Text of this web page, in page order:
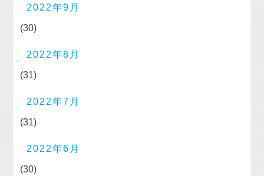
2022年9月
(30)
2022年8月
(31)
2022年7月
(31)
2022年6月
(30)